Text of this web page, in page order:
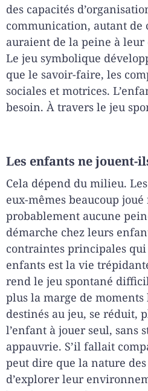
des capacités
communication, autant de
auraient de la peine à
Le jeu symbolique
que le savoir-faire, les
sociales et motrices.
besoin. À travers le jeu
Les enfants ne jouent-
Cela dépend du milieu.
eux-mêmes beaucoup joué
probablement aucune
démarche chez leurs
contraintes principales
enfants est la vie
rend le jeu spontané
plus la marge de
destinés au jeu, se réduit,
l’enfant à jouer seul, sans
appauvrie. S’il fallait
peut dire que la nature
d’explorer leur